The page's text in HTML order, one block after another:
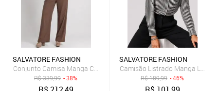
SALVATORE FASHION
Conjunto Camisa Manga Curta e Calça Pantalona Salvatore
R$339,99 - 38%
SALVATORE FASHION
Camisão Listrado Manga
R$189,99 - 46%